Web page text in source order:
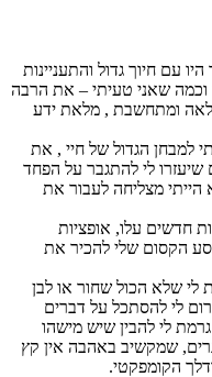
עם חיוך גדול והתעניינות
וכמה שאני טעיתי – את הרבה
ומתחשבת , מלאת ידע
למבחן הגדול של חיי , את
לי להתגבר על הפחד
הייתי מצליחה לעבור את
חדשים עלו, אופציות
הקסום שלי להכיר את
לי שלא הכול שחור או לבן
לי להסתכל על דברים
לי להבין שיש מישהו
שמקשיב באהבה אין קץ
הקומפקטי.